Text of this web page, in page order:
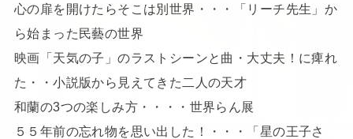
心の扉を開けたらそこは別世界・・・「リーチ先生」か
ら始まった民藝の世界
映画「天気の子」のラストシーンと曲・大丈夫！に痺れ
た・・小説版から見えてきた二人の天才
和蘭の3つの楽しみ方・・・・世界らん展
５５年前の忘れ物を思い出した！・・・「星の王子さ